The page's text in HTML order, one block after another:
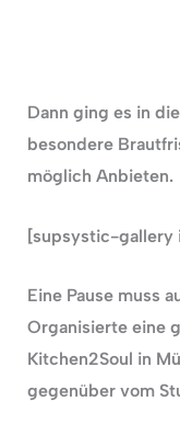
Dann ging es in
besondere
möglich Anbieten.
[supsystic-gallery
Eine Pause muss
Organisierte eine
Kitchen2Soul in
gegenüber vom